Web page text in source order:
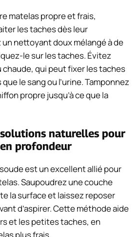
matelas propre et frais,
les taches dès leur
nettoyant doux mélangé à de
le sur les taches. Évitez
chaude, qui peut fixer les taches
le sang ou l’urine. Tamponnez
propre jusqu’à ce que la
naturelles pour
profondeur
est un excellent allié pour
Saupoudrez une couche
la surface et laissez reposer
d’aspirer. Cette méthode aide
et les petites taches, en